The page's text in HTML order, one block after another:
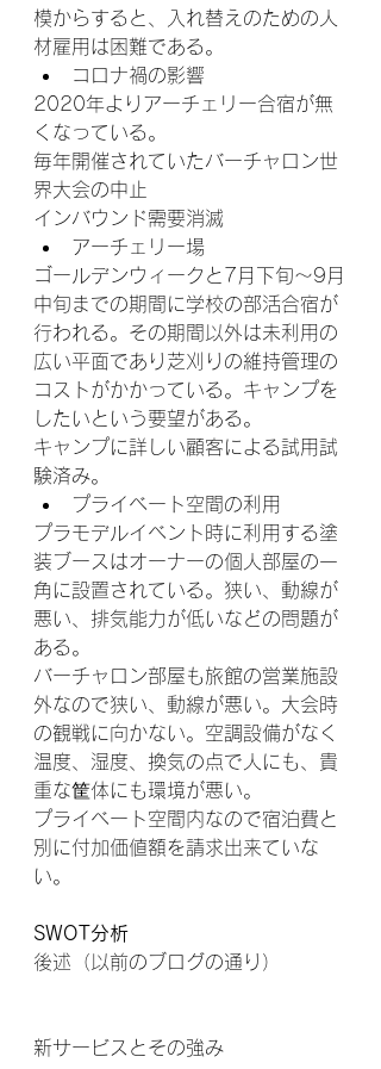
模からすると、入れ替えのための人
材雇用は困難である。
コロナ禍の影響
2020年よりアーチェリー合宿が無
くなっている。
毎年開催されていたバーチャロン世
界大会の中止
インバウンド需要消滅
アーチェリー場
ゴールデンウィークと7月下旬～9月
中旬までの期間に学校の部活合宿が
行われる。その期間以外は未利用の
広い平面であり芝刈りの維持管理の
コストがかかっている。キャンプを
したいという要望がある。
キャンプに詳しい顧客による試用試
験済み。
プライベート空間の利用
プラモデルイベント時に利用する塗
装ブースはオーナーの個人部屋の一
角に設置されている。狭い、動線が
悪い、排気能力が低いなどの問題が
ある。
バーチャロン部屋も旅館の営業施設
外なので狭い、動線が悪い。大会時
の観戦に向かない。空調設備がなく
温度、湿度、換気の点で人にも、貴
重な筐体にも環境が悪い。
プライベート空間内なので宿泊費と
別に付加価値額を請求出来ていな
い。
SWOT分析
後述（以前のブログの通り）
新サービスとその強み